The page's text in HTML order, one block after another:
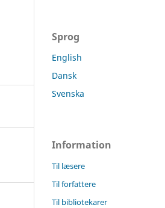
Sprog
English
Dansk
Svenska
Information
Til læsere
Til forfattere
Til bibliotekarer